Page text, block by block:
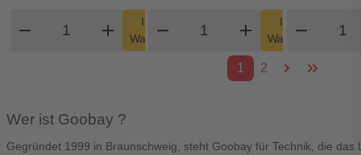
remove
Produkt Warenkorb Menge
add
In den
Warenkorb
shopping_cart
remove
Produkt Warenkorb
add
In den
Warenkorb
shopping_cart
remove
1 2
Wer ist Goobay ?
Gegründet 1999 in Braunschweig, steht Goobay für Technik, die